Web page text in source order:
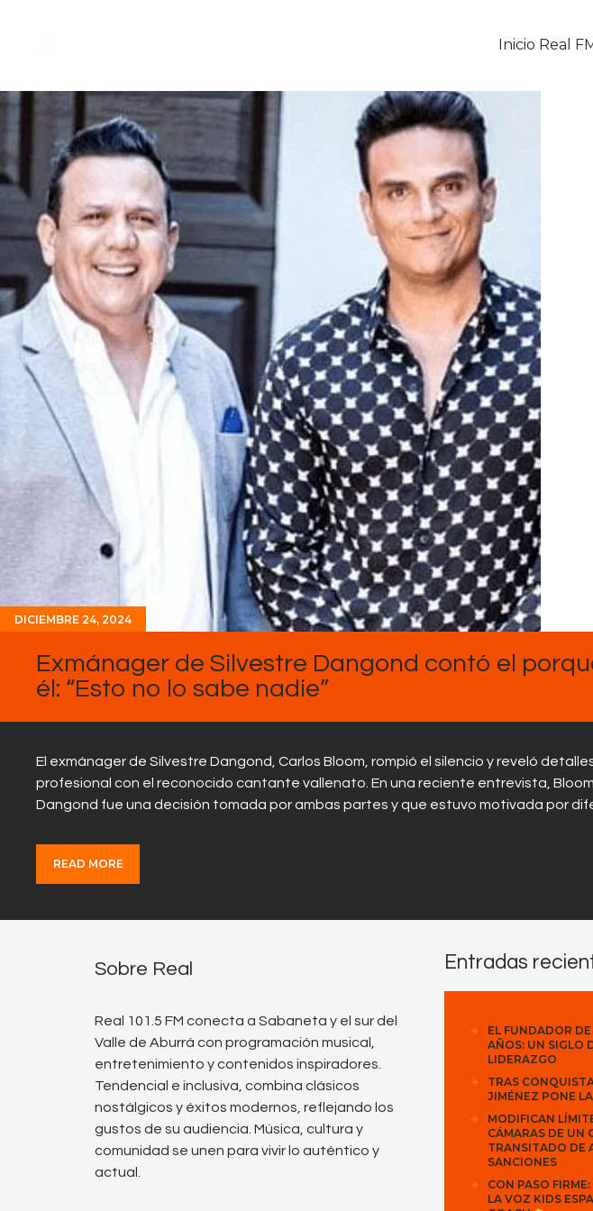
Inicio Real
En Vivo
Descarga La
Programas
Noticias
Equipo
Sobre
Contactos
DICIEMBRE 24, 2024
Exmánager de Silvestre Dangond contó el
él: “Esto no lo sabe nadie”
El exmánager de Silvestre Dangond, Carlos Bloom, rompió el silencio y reveló
profesional con el reconocido cantante vallenato. En una reciente entrevista,
Dangond fue una decisión tomada por ambas partes y que estuvo motivada por
READ MORE
Sobre Real
Real 101.5 FM conecta a Sabaneta y el sur del
Valle de Aburrá con programación musical,
entretenimiento y contenidos inspiradores.
Tendencial e inclusiva, combina clásicos
nostálgicos y éxitos modernos, reflejando los
gustos de su audiencia. Música, cultura y
comunidad se unen para vivir lo auténtico y
actual.
Entradas
EL FUNDADOR
AÑOS: UN SIGLO
LIDERAZGO
TRAS
JIMÉNEZ PONE
MODIFICAN
CÁMARAS DE UN
TRANSITADO DE
SANCIONES
CON PASO
LA VOZ KIDS